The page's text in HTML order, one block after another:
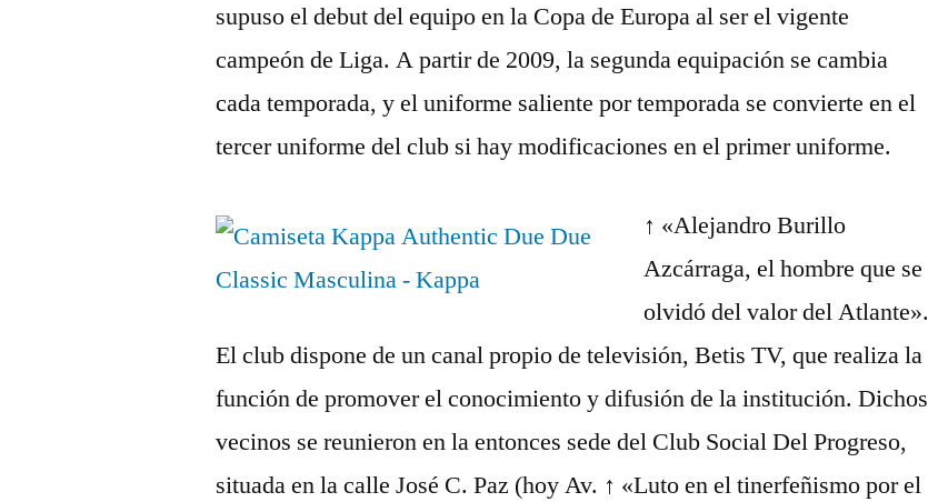
supuso el debut del equipo en la Copa de Europa al ser el vigente
campeón de Liga. A partir de 2009, la segunda equipación se cambia
cada temporada, y el uniforme saliente por temporada se convierte en el
tercer uniforme del club si hay modificaciones en el primer uniforme.
↑ «Alejandro Burillo
Azcárraga, el hombre que se
olvidó del valor del Atlante».
El club dispone de un canal propio de televisión, Betis TV, que realiza la
función de promover el conocimiento y difusión de la institución. Dichos
vecinos se reunieron en la entonces sede del Club Social Del Progreso,
situada en la calle José C. Paz (hoy Av. ↑ «Luto en el tinerfeñismo por el